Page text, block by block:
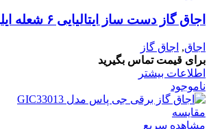
اجاق گاز دست ساز ایتالیایی ۶ شعله ایلوه
اجاق, اجاق گاز
برای قیمت تماس بگیرید
اطلاعات بیشتر
ناموجود
مقایسه
مشاهده سریع